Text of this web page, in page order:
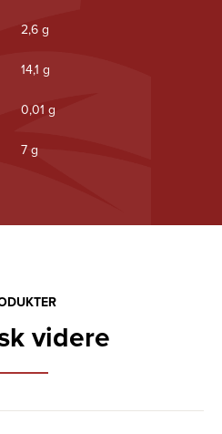
2,6 g
14,1 g
0,01 g
7 g
videre